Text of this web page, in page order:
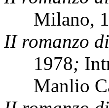
Milano,
II romanzo
1978;
Manlio